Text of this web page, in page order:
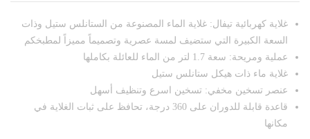
غلاية كهربائية تيفال: غلاية الماء المصنوعة من الستانلس ستيل وذات
السعة الكبيرة التي ستضيف لمسة عصرية وتصميماً مميزاً لمطبخكم
عملية ومريحة: سعة 1.7 لتر من الماء للعائلة بكاملها
غلاية ماء ذات هيكل ستانلس ستيل
عنصر تسخين مخفي: تسخين اسرع وتنظيف أسهل
قاعدة قابلة للدوران على 360 درجة، تحافظ على ثبات الغلاية في
مكانها